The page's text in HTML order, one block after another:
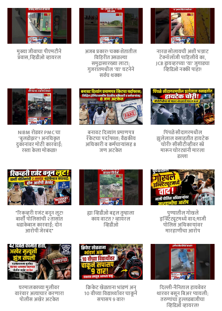
मुक्या जीवाचा पीएमटीने
प्रवास,व्हिडीओ व्हायरल
अजब प्रकार! चक्क शेतातील
विहिरीत उसळल्या
समुद्रासारख्या लाटा;
गुजरातमधील 'या' घटनेने
सर्वच थक्क!
नारळ सोलायची अशी भन्नाट
टेक्नॉलॉजी पाहिलीये का,
JCB ड्रायव्हरच्या 'या' जुगाडचा
व्हिडिओ नक्की पाहा!
NIBM रोडवर PMC चा
'बुलडोझर'! अनधिकृत
दुकानांवर मोठी कारवाई;
रस्ता केला मोकळा!
बनावट दिव्यांग प्रमाणपत्र
रॅकेटचा पर्दाफाश; वैद्यकीय
अधिकारी व कर्मचाऱ्यांसह 8
जण अटकेत
पिंपळे सौदागरमधील
झुलेलाल वसाहतीत हायटेक
चोरी! सीसीटीव्हीवर स्प्रे
मारून चोरट्यांनी मारला
डल्ला
"रिकव्हरी एजंट बनून लूट!
बार्शी पोलिसांची २ तासांत
धडाकेबाज कारवाई; दोन
आरोपी जेरबंद"
ह्या व्हिडीओ बद्दल तुम्हाला
काय वाटत ? व्हायरल
व्हिडीओ
पुण्यातील गोखले
इन्स्टिट्यूटमध्ये वाद;माजी
पोलिस अधिकाऱ्यांवर
मारहाणीचा आरोप
घरमालकाच्या मुलीवर
वारंवार अत्याचार करणारा
पोलीस अखेर अटकेत
क्रिकेट खेळताना भांडणं अन्
10 वीच्या विद्यार्थ्यावर चाकूने
सपासप 9 वार!
दिल्ली-नैनिताल हायवेवर
थारवर बसून बिअर प्यायली;
तरुणांचा हुल्लडबाजीचा
व्हिडिओ व्हायरल!